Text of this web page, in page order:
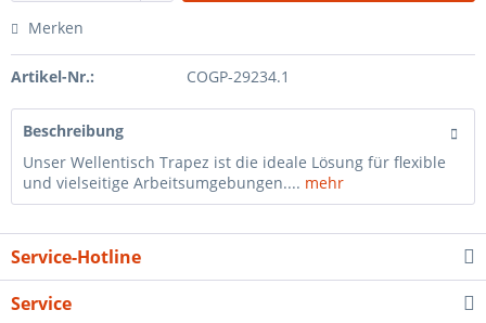
Merken
Artikel-Nr.: COGP-29234.1
Beschreibung
Unser Wellentisch Trapez ist die ideale Lösung für flexible
und vielseitige Arbeitsumgebungen.... mehr
Service-Hotline
Service